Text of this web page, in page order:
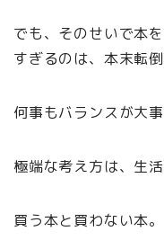
でも、そのせいで本
すぎるのは、本末転倒
何事もバランスが大
極端な考え方は、生
買う本と買わない本。